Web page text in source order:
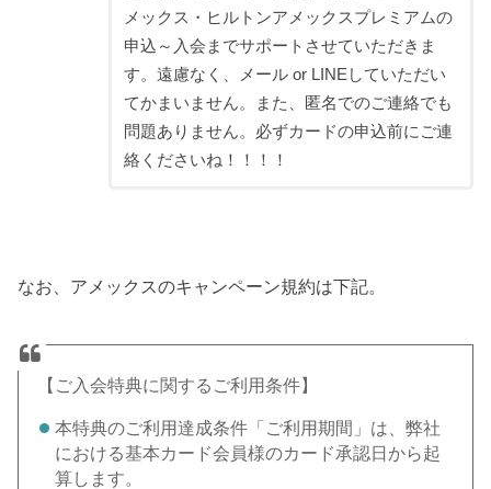
メックス・ヒルトンアメックスプレミアムの
申込～入会までサポートさせていただきま
す。遠慮なく、メール or LINEしていただい
てかまいません。また、匿名でのご連絡でも
問題ありません。必ずカードの申込前にご連
絡くださいね！！！！
なお、アメックスのキャンペーン規約は下記。
【ご入会特典に関するご利用条件】
本特典のご利用達成条件「ご利用期間」は、弊社
における基本カード会員様のカード承認日から起
算します。